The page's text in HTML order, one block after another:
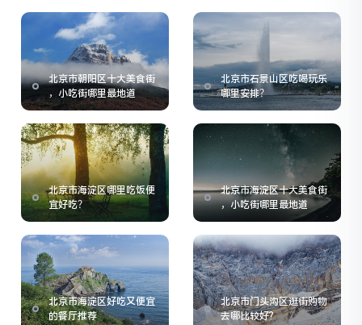
北京市朝阳区十大美食街
，小吃街哪里最地道
北京市石景山区吃喝玩乐
哪里安排？
北京市海淀区哪里吃饭便
宜好吃？
北京市海淀区十大美食街
，小吃街哪里最地道
北京市海淀区好吃又便宜
的餐厅推荐
北京市门头沟区逛街购物
去哪比较好?